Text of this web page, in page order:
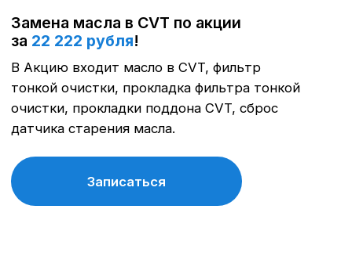
Записаться